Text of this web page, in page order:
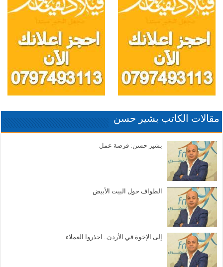
مقالات الكاتب بشير حسن
بشير حسن: فرصة عمل
الطواف حول البيت الأبيض
إلى الإخوة في الأردن.. احذروا العملاء